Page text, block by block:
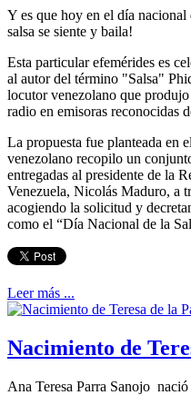
Y es que hoy en el día nacional
salsa se siente y baila!
Esta particular efemérides es
al autor del término "Salsa"
locutor venezolano que
radio en emisoras reconocidas
La propuesta fue planteada en
venezolano recopilo un
entregadas al presidente de la
Venezuela, Nicolás Maduro, a
acogiendo la solicitud y
como el “Día Nacional de la
Leer más ...
Nacimiento de
Ana Teresa Parra Sanojo